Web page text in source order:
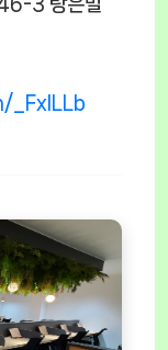
3 랑은빌
_FxlLLb